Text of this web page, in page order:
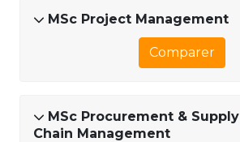
MSc Project Management
Comparer
MSc Procurement & Supply
Chain Management